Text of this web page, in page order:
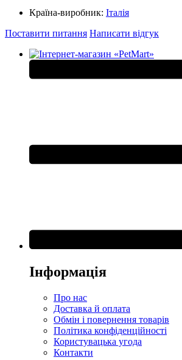
Країна-виробник: Італія
Поставити питання Написати відгук
Інформація
Про нас
Доставка й оплата
Обмін і повернення товарів
Політика конфіденційності
Користувацька угода
Контакти